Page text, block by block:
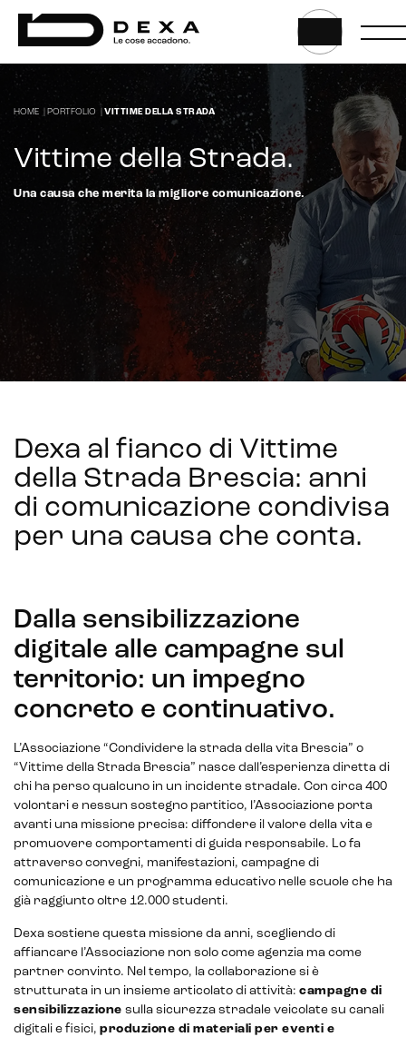
Intelligenza Artificiale e AR VR -
Metaverso
IoT (Internet of Things)
Blockchain
Intelligenza artificiale
Chatbot e assistenti virtuali
Realtà Aumentata
Realtà Virtuale
HOME PORTFOLIO VITTIME DELLA STRADA
Vittime della Strada.
Una causa che merita la migliore comunicazione.
Dexa al fianco di Vittime
della Strada Brescia: anni
di comunicazione condivisa
per una causa che conta.
Dalla sensibilizzazione
digitale alle campagne sul
territorio: un impegno
concreto e continuativo.
L’Associazione “Condividere la strada della vita Brescia” o
“Vittime della Strada Brescia” nasce dall’esperienza diretta di
chi ha perso qualcuno in un incidente stradale. Con circa 400
volontari e nessun sostegno partitico, l’Associazione porta
avanti una missione precisa: diffondere il valore della vita e
promuovere comportamenti di guida responsabile. Lo fa
attraverso convegni, manifestazioni, campagne di
comunicazione e un programma educativo nelle scuole che ha
già raggiunto oltre 12.000 studenti.
Dexa sostiene questa missione da anni, scegliendo di
affiancare l’Associazione non solo come agenzia ma come
partner convinto. Nel tempo, la collaborazione si è
strutturata in un insieme articolato di attività: campagne di
sensibilizzazione sulla sicurezza stradale veicolate su canali
digitali e fisici, produzione di materiali per eventi e